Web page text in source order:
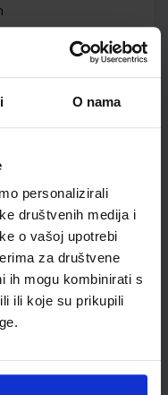
O nama
personalizirali
društvenih medija i
o vašoj upotrebi
za društvene
ih mogu kombinirati s
ili koje su prikupili
DJELAT.
I.Malus
Gračanin